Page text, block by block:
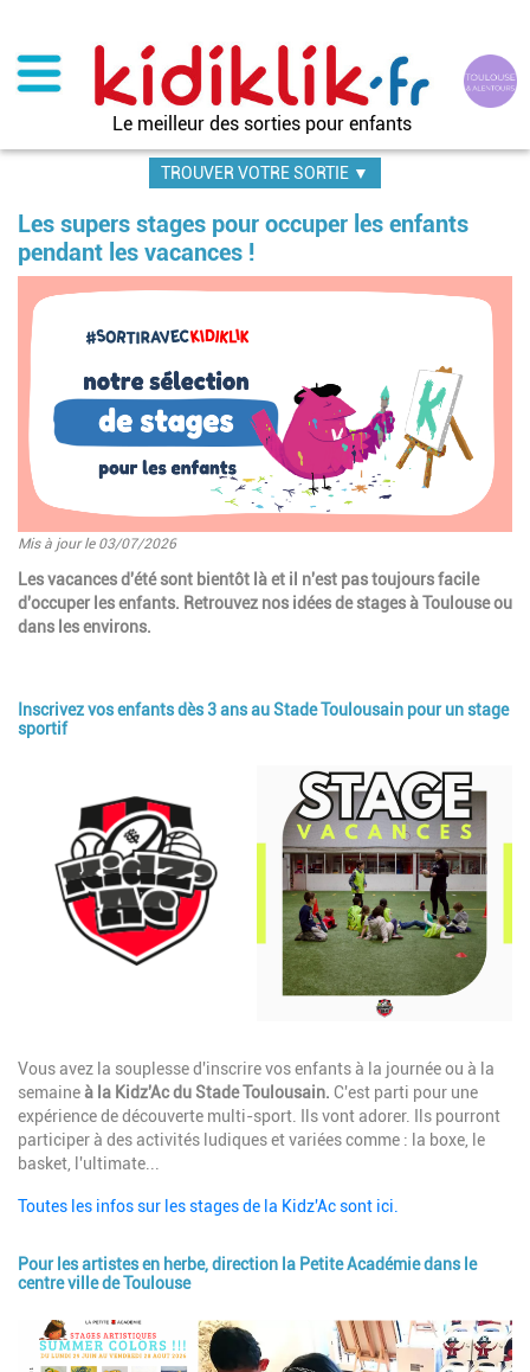
contenu
principal
Le meilleur des sorties pour enfants
TROUVER VOTRE SORTIE ▼
Les supers stages pour occuper les enfants
pendant les vacances !
Mis à jour le 03/07/2026
Introduction
Les vacances d'été sont bientôt là et il n'est pas toujours facile
d'occuper les enfants. Retrouvez nos idées de stages à Toulouse ou
dans les environs.
Paragraphes
Inscrivez vos enfants dès 3 ans au Stade Toulousain pour un stage
sportif
Description
Vous avez la souplesse d'inscrire vos enfants à la journée ou à la
semaineà la Kidz'Ac du Stade Toulousain. C'est parti pour une
expérience de découverte multi-sport. Ils vont adorer. Ils pourront
participer à des activités ludiques et variées comme : la boxe, le
basket, l'ultimate...
Toutes les infos sur les stages de la Kidz'Ac sont ici.
Pour les artistes en herbe, direction la Petite Académie dans le
centre ville de Toulouse
Image